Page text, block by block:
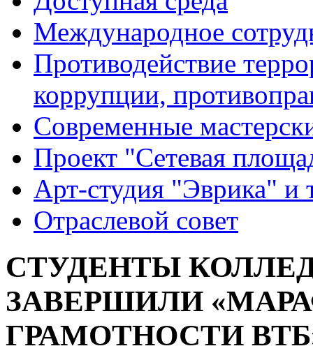
Международное
Противодействие
коррупции,
Современные
Проект "Сетевая
Арт-студия "Эврика" и
Отраслевой совет
СТУДЕНТЫ
ЗАВЕРШИЛИ
ГРАМОТНОСТИ